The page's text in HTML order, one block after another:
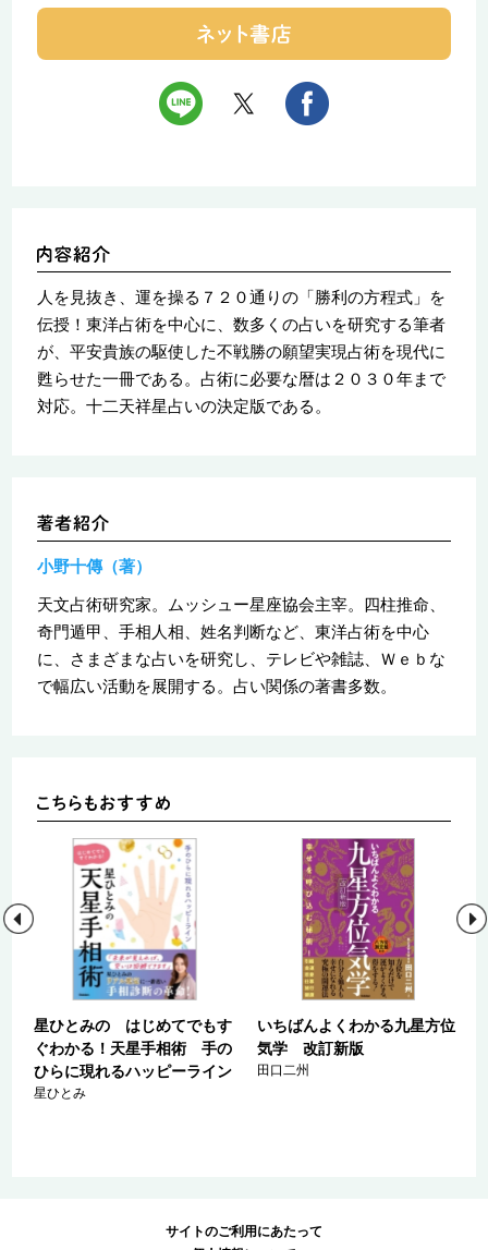
人を見抜き、運を操る７２０通りの「勝利の方程式」を
伝授！東洋占術を中心に、数多くの占いを研究する筆者
が、平安貴族の駆使した不戦勝の願望実現占術を現代に
甦らせた一冊である。占術に必要な暦は２０３０年まで
対応。十二天祥星占いの決定版である。
小野十傳（著）
天文占術研究家。ムッシュー星座協会主宰。四柱推命、
奇門遁甲、手相人相、姓名判断など、東洋占術を中心
に、さまざまな占いを研究し、テレビや雑誌、Ｗｅｂな
で幅広い活動を展開する。占い関係の著書多数。
星ひとみの はじめてでもす
ぐわかる！天星手相術 手の
ひらに現れるハッピーライン
星ひとみ
いちばんよくわかる九星方位
気学 改訂新版
田口二州
サイトのご利用にあたって